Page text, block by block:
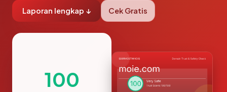
Laporan lengkap ↓ Cek Gratis
100